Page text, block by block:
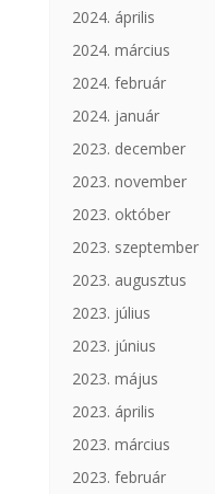
2024. április
2024. március
2024. február
2024. január
2023. december
2023. november
2023. október
2023. szeptember
2023. augusztus
2023. július
2023. június
2023. május
2023. április
2023. március
2023. február